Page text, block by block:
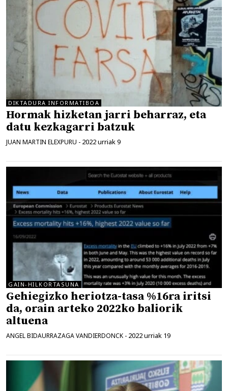
DIKTADURA INFORMATIBOA
Hormak hizketan jarri beharraz, eta
datu kezkagarri batzuk
JUAN MARTIN ELEXPURU - 2022 urriak 9
GAIN-HILKORTASUNA
Gehiegizko heriotza-tasa %16ra iritsi
da, orain arteko 2022ko baliorik
altuena
ANGEL BIDAURRAZAGA VANDIERDONCK - 2022 urriak 19